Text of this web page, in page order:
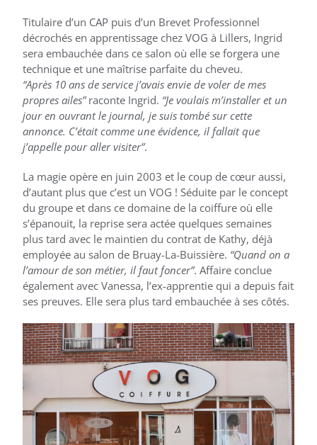
Titulaire d’un CAP puis d’un Brevet Professionnel
décrochés en apprentissage chez VOG à Lillers, Ingrid
sera embauchée dans ce salon où elle se forgera une
technique et une maîtrise parfaite du cheveu.
“Après 10 ans de service j’avais envie de voler de mes
propres ailes”raconte Ingrid. “Je voulais m’installer et un
jour en ouvrant le journal, je suis tombé sur cette
annonce. C’était comme une évidence, il fallait que
j’appelle pour aller visiter”.
La magie opère en juin 2003 et le coup de cœur aussi,
d’autant plus que c’est un VOG ! Séduite par le concept
du groupe et dans ce domaine de la coiffure où elle
s’épanouit, la reprise sera actée quelques semaines
plus tard avec le maintien du contrat de Kathy, déjà
employée au salon de Bruay-La-Buissière. “Quand on a
l’amour de son métier, il faut foncer”. Affaire conclue
également avec Vanessa, l’ex-apprentie qui a depuis fait
ses preuves. Elle sera plus tard embauchée à ses côtés.